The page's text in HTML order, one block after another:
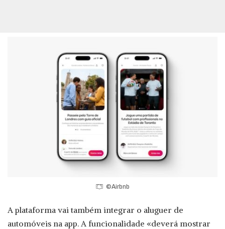
©Airbnb
A plataforma vai também integrar o aluguer de
automóveis na app. A funcionalidade «deverá mostrar